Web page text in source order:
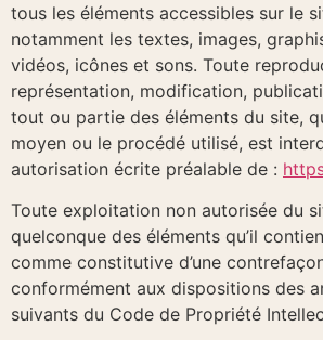
tous les éléments accessibles sur le
notamment les textes, images,
vidéos, icônes et sons. Toute
représentation, modification,
tout ou partie des éléments du site,
moyen ou le procédé utilisé, est
autorisation écrite préalable de :
Toute exploitation non autorisée du
quelconque des éléments qu’il
comme constitutive d’une
conformément aux dispositions des
suivants du Code de Propriété